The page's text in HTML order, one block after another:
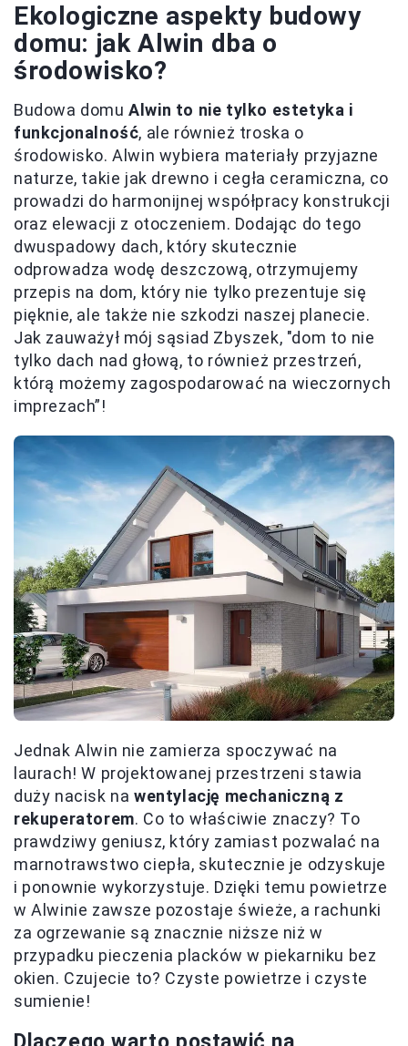
Ekologiczne aspekty budowy
domu: jak Alwin dba o
środowisko?
Budowa domuAlwin to nie tylko estetyka i
funkcjonalność, ale również troska o
środowisko. Alwin wybiera materiały przyjazne
naturze, takie jak drewno i cegła ceramiczna, co
prowadzi do harmonijnej współpracy konstrukcji
oraz elewacji z otoczeniem. Dodając do tego
dwuspadowy dach, który skutecznie
odprowadza wodę deszczową, otrzymujemy
przepis na dom, który nie tylko prezentuje się
pięknie, ale także nie szkodzi naszej planecie.
Jak zauważył mój sąsiad Zbyszek, "dom to nie
tylko dach nad głową, to również przestrzeń,
którą możemy zagospodarować na wieczornych
imprezach”!
Jednak Alwin nie zamierza spoczywać na
laurach! W projektowanej przestrzeni stawia
duży nacisk na wentylację mechaniczną z
rekuperatorem. Co to właściwie znaczy? To
prawdziwy geniusz, który zamiast pozwalać na
marnotrawstwo ciepła, skutecznie je odzyskuje
i ponownie wykorzystuje. Dzięki temu powietrze
w Alwinie zawsze pozostaje świeże, a rachunki
za ogrzewanie są znacznie niższe niż w
przypadku pieczenia placków w piekarniku bez
okien. Czujecie to? Czyste powietrze i czyste
sumienie!